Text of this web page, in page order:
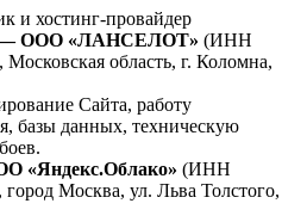
и хостинг-провайдер
— ООО «ЛАНСЕЛОТ» (ИНН
Московская область, г. Коломна,
Сайта, работу
базы данных, техническую
«Яндекс.Облако» (ИНН
город Москва, ул. Льва Толстого,